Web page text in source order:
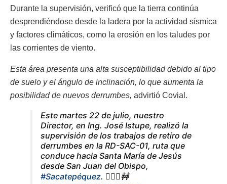
Durante la supervisión, verificó que la tierra continúa
desprendiéndose desde la ladera por la actividad sísmica
y factores climáticos, como la erosión en los taludes por
las corrientes de viento.
Esta área presenta una alta susceptibilidad debido al tipo
de suelo y el ángulo de inclinación, lo que aumenta la
posibilidad de nuevos derrumbes, advirtió Covial.
Este martes 22 de julio, nuestro
Director, en Ing. José Istupe, realizó la
supervisión de los trabajos de retiro de
derrumbes en la RD-SAC-01, ruta que
conduce hacia Santa María de Jesús
desde San Juan del Obispo,
#Sacatepéquez. 👷🏽‍♂️🚧